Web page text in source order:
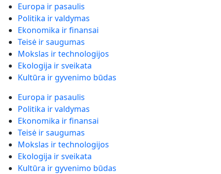
Europa ir pasaulis
Politika ir valdymas
Ekonomika ir finansai
Teisė ir saugumas
Mokslas ir technologijos
Ekologija ir sveikata
Kultūra ir gyvenimo būdas
Europa ir pasaulis
Politika ir valdymas
Ekonomika ir finansai
Teisė ir saugumas
Mokslas ir technologijos
Ekologija ir sveikata
Kultūra ir gyvenimo būdas